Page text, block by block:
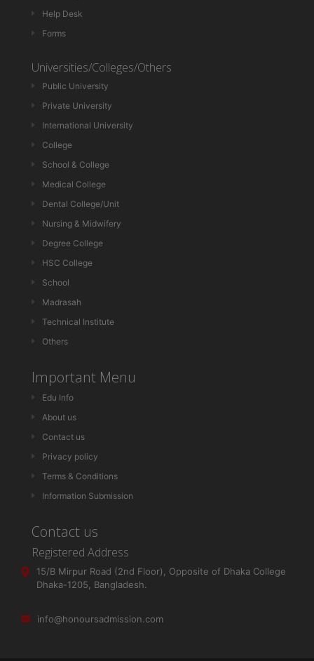
Help Desk
Forms
Universities/Colleges/Others
Public University
Private University
International University
College
School & College
Medical College
Dental College/Unit
Nursing & Midwifery
Degree College
HSC College
School
Madrasah
Technical Institute
Others
Important Menu
Edu Info
About us
Contact us
Privacy policy
Terms & Conditions
Information Submission
Contact us
Registered Address
15/B Mirpur Road (2nd Floor), Opposite of Dhaka College
Dhaka-1205, Bangladesh.
info@honoursadmission.com